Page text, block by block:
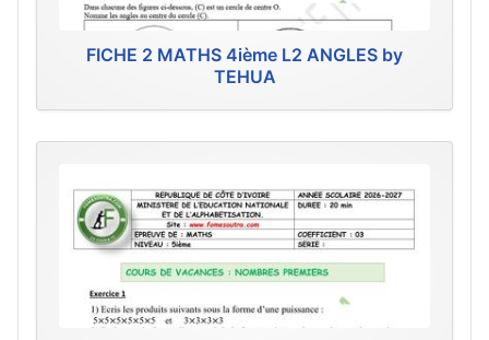
FICHE 2 MATHS 4ième L2 ANGLES by
TEHUA